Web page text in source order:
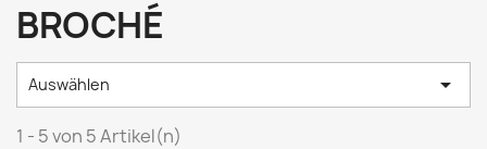
BROCHÉ
Auswählen 
1 - 5 von 5 Artikel(n)